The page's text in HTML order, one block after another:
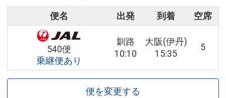
便名 出発 到着 空席
540便
乗継便あり
釧路
10:10
大阪(伊丹)
15:35
5
便を変更する